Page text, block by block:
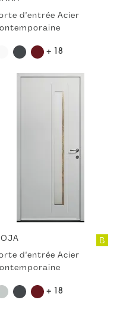
d'entrée Acier
+ 18
d'entrée Acier
B
+ 18